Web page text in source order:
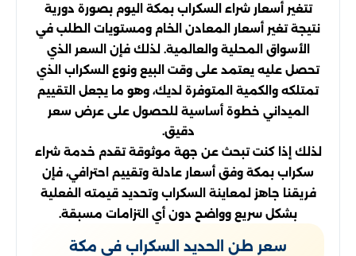
تتغير أسعار شراء السكراب بمكة اليوم بصورة دورية
نتيجة تغير أسعار المعادن الخام ومستويات الطلب في
الأسواق المحلية والعالمية. لذلك فإن السعر الذي
تحصل عليه يعتمد على وقت البيع ونوع السكراب الذي
تمتلكه والكمية المتوفرة لديك، وهو ما يجعل التقييم
الميداني خطوة أساسية للحصول على عرض سعر
دقيق.
لذلك إذا كنت تبحث عن جهة موثوقة تقدم خدمة شراء
سكراب بمكة وفق أسعار عادلة وتقييم احترافي، فإن
فريقنا جاهز لمعاينة السكراب وتحديد قيمته الفعلية
بشكل سريع وواضح دون أي التزامات مسبقة.
سعر طن الحديد السكراب في مكة